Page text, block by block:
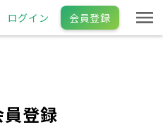
ログイン 会員登録
員登録